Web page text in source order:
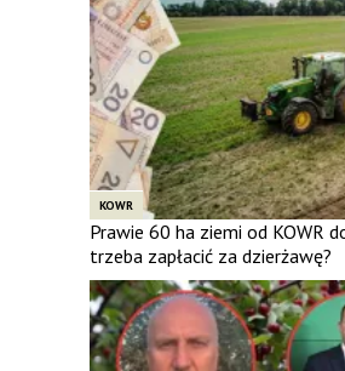
KOWR
Prawie 60 ha ziemi od KOWR
trzeba zapłacić za dzierżawę?